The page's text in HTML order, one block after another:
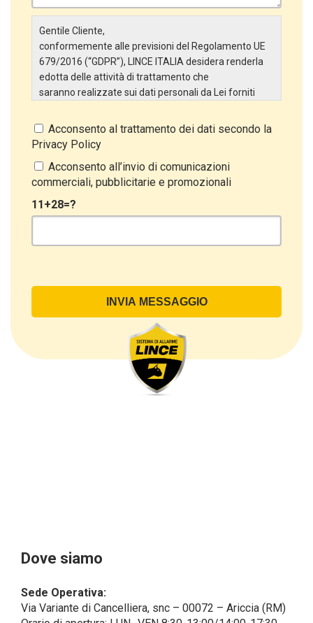
Gentile Cliente,
conformemente alle previsioni del Regolamento UE
679/2016 (“GDPR”), LINCE ITALIA desidera renderla
edotta delle attività di trattamento che
saranno realizzate sui dati personali da Lei forniti
particolare:
Titolare del Trattamento
Il Titolare del Trattamento è LINCE ITALIA S.r.l., con
sede in Via Variante di Cancelliera snc 00072 –
Ariccia (RM). L’interessato può esercitare i
propri diritti inviando una raccomandata alla sede
Oggetto del Trattamento
di contatto, così come altri dati necessari ai fini della
fatturazione, come l’indirizzo). Con riferimento a
questi ultimi, cogliamo l’occasione per
sottolineare che i dati delle persone fisiche sono
sempre qualificati come personali, mentre le persone
giuridiche sono in via generale escluse
dal campo di applicazione del GDPR (artt. 1 e 4 del
Alcuni segmenti dell’attività richiesta potrebbero
l’espletamento di alcune attività determinate a
società esterne che presentano le garanzie richieste
Acconsento al trattamento dei dati secondo la
Privacy Policy
Acconsento all’invio di comunicazioni
commerciali, pubblicitarie e promozionali
11+28=?
Dove siamo
Sede Operativa:
Via Variante di Cancelliera, snc – 00072 – Ariccia (RM)